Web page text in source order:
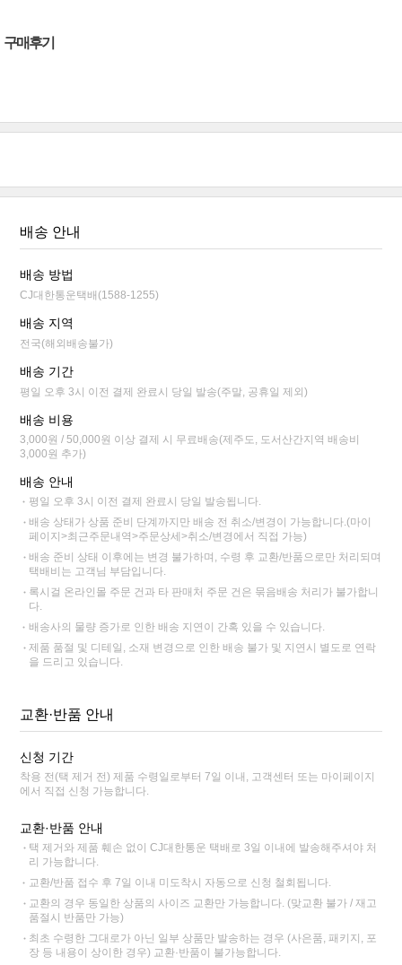
구매후기
배송 안내
배송 방법
CJ대한통운택배(1588-1255)
배송 지역
전국(해외배송불가)
배송 기간
평일 오후 3시 이전 결제 완료시 당일 발송(주말, 공휴일 제외)
배송 비용
3,000원 / 50,000원 이상 결제 시 무료배송(제주도, 도서산간지역 배송비
3,000원 추가)
배송 안내
평일 오후 3시 이전 결제 완료시 당일 발송됩니다.
배송 상태가 상품 준비 단계까지만 배송 전 취소/변경이 가능합니다.(마이
페이지>최근주문내역>주문상세>취소/변경에서 직접 가능)
배송 준비 상태 이후에는 변경 불가하며, 수령 후 교환/반품으로만 처리되며
택배비는 고객님 부담입니다.
록시걸 온라인몰 주문 건과 타 판매처 주문 건은 묶음배송 처리가 불가합니
다.
배송사의 물량 증가로 인한 배송 지연이 간혹 있을 수 있습니다.
제품 품절 및 디테일, 소재 변경으로 인한 배송 불가 및 지연시 별도로 연락
을 드리고 있습니다.
교환·반품 안내
신청 기간
착용 전(택 제거 전) 제품 수령일로부터 7일 이내, 고객센터 또는 마이페이지
에서 직접 신청 가능합니다.
교환·반품 안내
택 제거와 제품 훼손 없이 CJ대한통운 택배로 3일 이내에 발송해주셔야 처
리 가능합니다.
교환/반품 접수 후 7일 이내 미도착시 자동으로 신청 철회됩니다.
교환의 경우 동일한 상품의 사이즈 교환만 가능합니다. (맞교환 불가 / 재고
품절시 반품만 가능)
최초 수령한 그대로가 아닌 일부 상품만 발송하는 경우 (사은품, 패키지, 포
장 등 내용이 상이한 경우) 교환·반품이 불가능합니다.